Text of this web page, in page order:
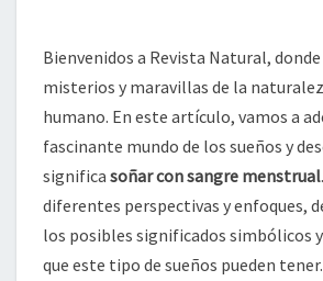
Y
SU
EL
CICLO
Bienvenidos a Revista Natural,
misterios y maravillas de la
humano. En este artículo, vamos a
fascinante mundo de los sueños y
significa soñar con sangre menstrual
diferentes perspectivas y enfoques,
los posibles significados simbólicos
que este tipo de sueños pueden